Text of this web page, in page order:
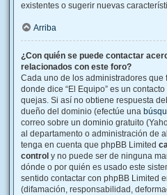
existentes o sugerir nuevas
Arriba
¿Con quién se puede contactar
relacionados con este foro?
Cada uno de los administradores
donde dice “El Equipo” es un
quejas. Si así no obtiene respuesta
dueño del dominio (efectúe una
correo sobre un dominio gratuito
al departamento o administración de
tenga en cuenta que phpBB Limited
control y no puede ser de ninguna
dónde o por quién es usado este
sentido contactar con phpBB Limited
(difamación, responsabilidad,